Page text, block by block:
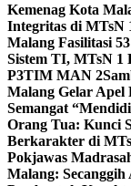
Kemenag Kota
Integritas di MTsN
Malang Fasilitasi
Sistem TI, MTsN
P3TIM MAN 2
Malang Gelar Apel
Semangat
Orang Tua: Kunci
Berkarakter di
Pokjawas
Malang: